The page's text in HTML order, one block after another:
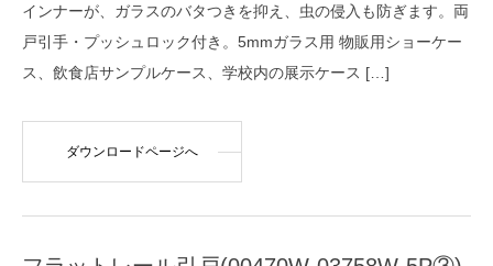
インナーが、ガラスのバタつきを抑え、虫の侵入も防ぎます。両
戸引手・プッシュロック付き。5mmガラス用 物販用ショーケー
ス、飲食店サンプルケース、学校内の展示ケース […]
ダウンロードページへ